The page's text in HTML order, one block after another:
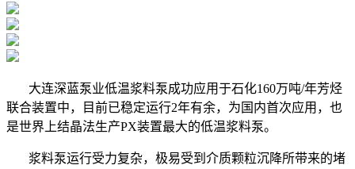
大连深蓝泵业低温浆料泵成功应用于石化160万吨/年芳烃
联合装置中，目前已稳定运行2年有余，为国内首次应用，也
是世界上结晶法生产PX装置最大的低温浆料泵。
浆料泵运行受力复杂，极易受到介质颗粒沉降所带来的堵